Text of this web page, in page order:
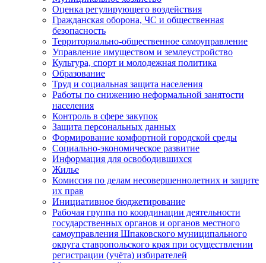
Оценка регулирующего воздействия
Гражданская оборона, ЧС и общественная
безопасность
Территориально-общественное самоуправление
Управление имуществом и землеустройство
Культура, спорт и молодежная политика
Образование
Труд и социальная защита населения
Работы по снижению неформальной занятости
населения
Контроль в сфере закупок
Защита персональных данных
Формирование комфортной городской среды
Социально-экономическое развитие
Информация для освободившихся
Жилье
Комиссия по делам несовершеннолетних и защите
их прав
Инициативное бюджетирование
Рабочая группа по координации деятельности
государственных органов и органов местного
самоуправления Шпаковского муниципального
округа ставропольского края при осуществлении
регистрации (учёта) избирателей